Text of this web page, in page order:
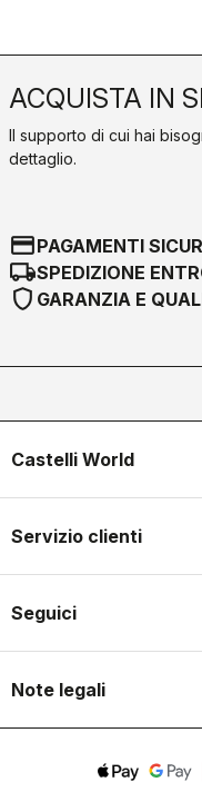
ACQUISTA IN
Il supporto di cui hai
dettaglio.
credit_cardPAGAMENTI
local_shippingSPEDIZIONE
shield GARANZIA E
Castelli World
Servizio clienti
Seguici
Note legali